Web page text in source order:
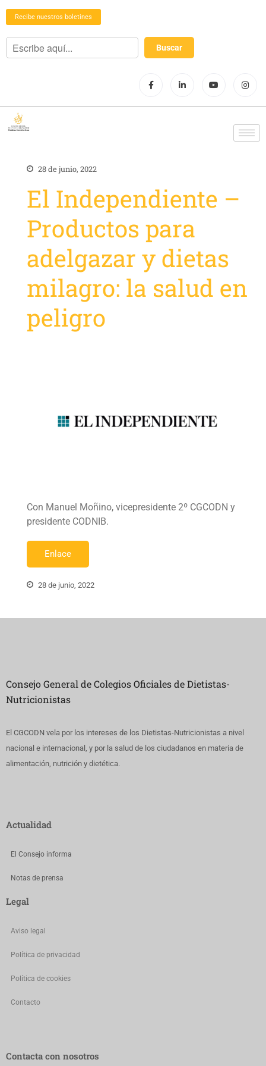
Recibe nuestros boletines
28 de junio, 2022
El Independiente –
Productos para
adelgazar y dietas
milagro: la salud en
peligro
Con Manuel Moñino, vicepresidente 2º CGCODN y
presidente CODNIB.
Enlace
28 de junio, 2022
Consejo General de Colegios Oficiales de Dietistas-
Nutricionistas
El CGCODN vela por los intereses de los Dietistas-Nutricionistas a nivel
nacional e internacional, y por la salud de los ciudadanos en materia de
alimentación, nutrición y dietética.
Actualidad
El Consejo informa
Notas de prensa
Legal
Aviso legal
Política de privacidad
Política de cookies
Contacto
Contacta con nosotros